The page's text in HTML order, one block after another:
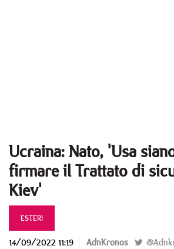
Ucraina: Nato, 'Usa
firmare il Trattato di
Kiev'
ESTERI
14/09/2022 11:19 AdnKronos